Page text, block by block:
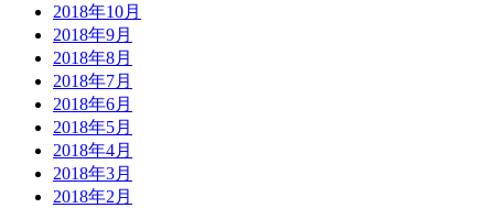
2018年10月
2018年9月
2018年8月
2018年7月
2018年6月
2018年5月
2018年4月
2018年3月
2018年2月